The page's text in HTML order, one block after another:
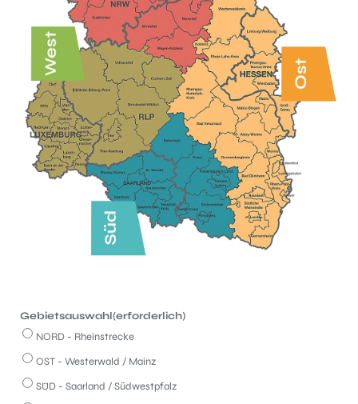
Gebietsauswahl(erforderlich)
NORD - Rheinstrecke
OST - Westerwald / Mainz
SÜD - Saarland / Südwestpfalz